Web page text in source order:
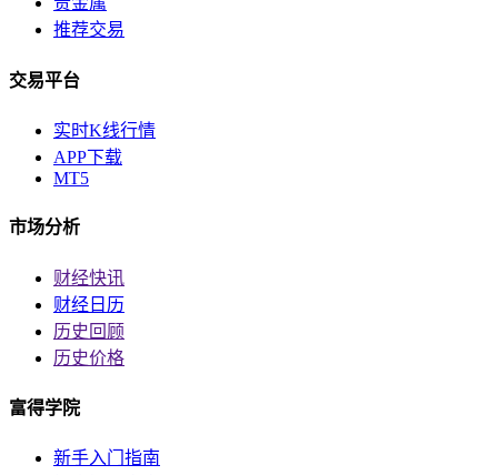
推荐交易
交易平台
实时K线行情
APP下载
MT5
市场分析
财经快讯
财经日历
历史回顾
历史价格
富得学院
新手入门指南